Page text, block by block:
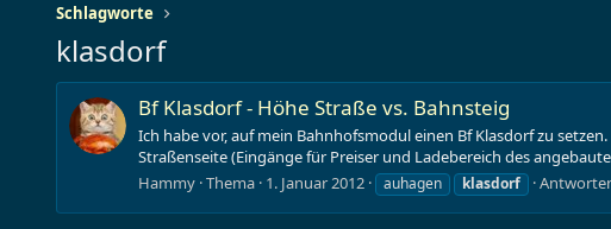
Schlagworte
klasdorf
Bf Klasdorf - Höhe Straße vs. Bahnsteig
Ich habe vor, auf mein Bahnhofsmodul einen Bf Klasdorf zu
Straßenseite (Eingänge für Preiser und Ladebereich des
Hammy Thema 1. Januar 2012 auhagen klasdorf